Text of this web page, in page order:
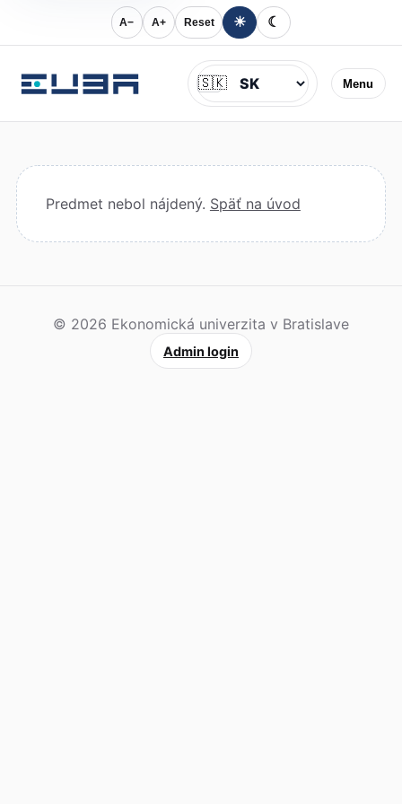
A− A+ Reset ☀ ☾
Menu
Jazyk
🇸🇰
Predmet nebol nájdený. Späť na úvod
© 2026 Ekonomická univerzita v Bratislave
Admin login